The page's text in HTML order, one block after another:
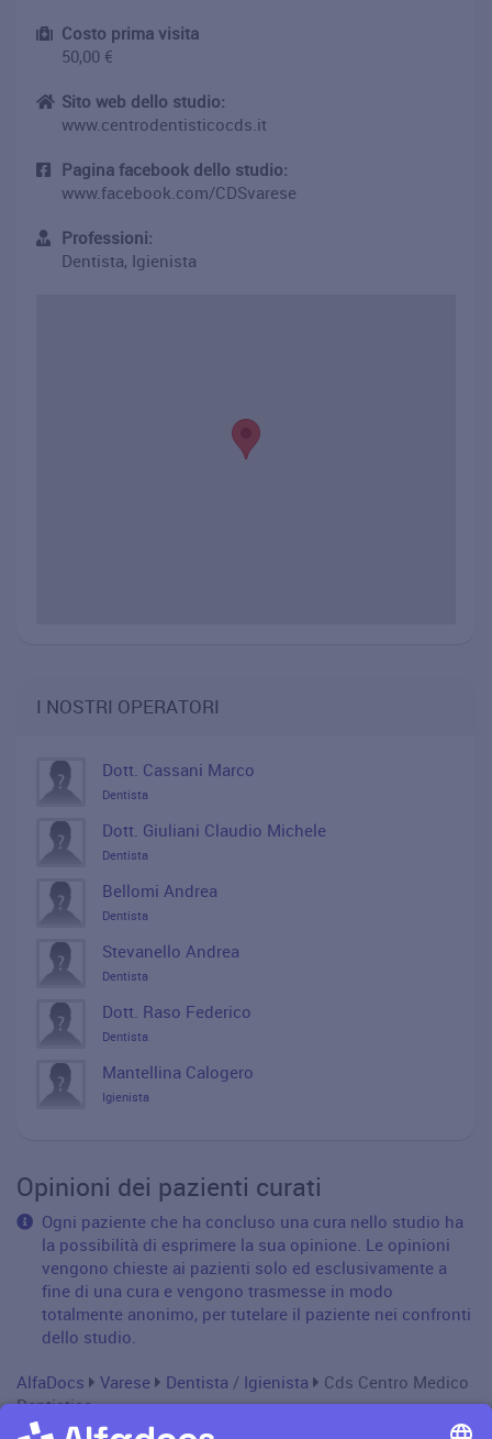
Costo prima visita
50,00 €
Sito web dello studio:
www.centrodentisticocds.it
Pagina facebook dello studio:
www.facebook.com/CDSvarese
Professioni:
Dentista, Igienista
I NOSTRI OPERATORI
Dott. Cassani Marco
Dentista
Dott. Giuliani Claudio Michele
Dentista
Bellomi Andrea
Dentista
Stevanello Andrea
Dentista
Dott. Raso Federico
Dentista
Mantellina Calogero
Igienista
Opinioni dei pazienti curati
Ogni paziente che ha concluso una cura nello studio ha
la possibilità di esprimere la sua opinione. Le opinioni
vengono chieste ai pazienti solo ed esclusivamente a
fine di una cura e vengono trasmesse in modo
totalmente anonimo, per tutelare il paziente nei confronti
dello studio.
AlfaDocs Varese Dentista / Igienista
Cds Centro Medico
Dentistico